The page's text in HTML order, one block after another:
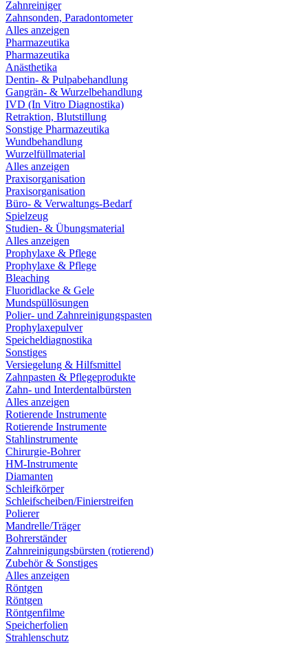
Zahnreiniger
Zahnsonden, Paradontometer
Alles anzeigen
Pharmazeutika
Pharmazeutika
Anästhetika
Dentin- & Pulpabehandlung
Gangrän- & Wurzelbehandlung
IVD (In Vitro Diagnostika)
Retraktion, Blutstillung
Sonstige Pharmazeutika
Wundbehandlung
Wurzelfüllmaterial
Alles anzeigen
Praxisorganisation
Praxisorganisation
Büro- & Verwaltungs-Bedarf
Spielzeug
Studien- & Übungsmaterial
Alles anzeigen
Prophylaxe & Pflege
Prophylaxe & Pflege
Bleaching
Fluoridlacke & Gele
Mundspüllösungen
Polier- und Zahnreinigungspasten
Prophylaxepulver
Speicheldiagnostika
Sonstiges
Versiegelung & Hilfsmittel
Zahnpasten & Pflegeprodukte
Zahn- und Interdentalbürsten
Alles anzeigen
Rotierende Instrumente
Rotierende Instrumente
Stahlinstrumente
Chirurgie-Bohrer
HM-Instrumente
Diamanten
Schleifkörper
Schleifscheiben/Finierstreifen
Polierer
Mandrelle/Träger
Bohrerständer
Zahnreinigungsbürsten (rotierend)
Zubehör & Sonstiges
Alles anzeigen
Röntgen
Röntgen
Röntgenfilme
Speicherfolien
Strahlenschutz